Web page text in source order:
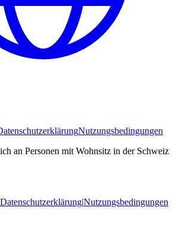
Nutzungsbedingungen
an Personen mit Wohnsitz in der Schweiz
Datenschutzerklärung|Nutzungsbedingungen